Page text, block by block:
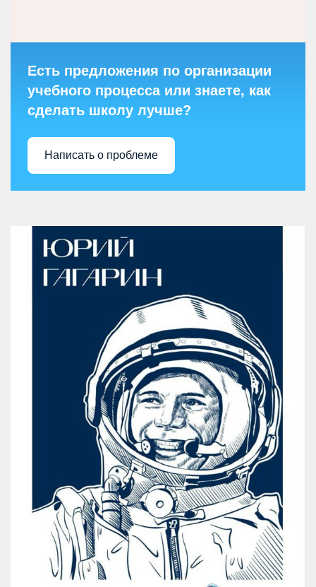
Есть предложения по организации
учебного процесса или знаете, как
сделать школу лучше?
Написать о проблеме